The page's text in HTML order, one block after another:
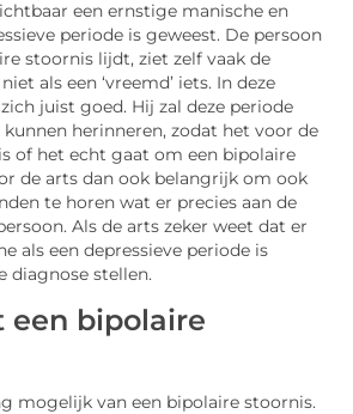
een ernstige manische en
periode is geweest. De persoon
stoornis lijdt, ziet zelf vaak de
als een ‘vreemd’ iets. In deze
juist goed. Hij zal deze periode
herinneren, zodat het voor de
of het echt gaat om een bipolaire
de arts dan ook belangrijk om ook
te horen wat er precies aan de
Als de arts zeker weet dat er
als een depressieve periode is
diagnose stellen.
een bipolaire
mogelijk van een bipolaire stoornis.